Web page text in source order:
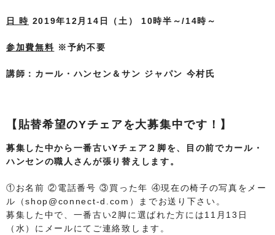
日 時 2019年12月14日（土） 10時半～/14時～
参加費無料 ※予約不要
講師：カール・ハンセン＆サン ジャパン 今村氏
【貼替希望のYチェアを大募集中です！】
募集した中から一番古いYチェア２脚を、目の前でカール・
ハンセンの職人さんが張り替えします。
①お名前 ②電話番号 ③買った年 ④現在の椅子の写真をメー
ル（shop@connect-d.com）までお送り下さい。
募集した中で、一番古い2脚に選ばれた方には11月13日
（水）にメールにてご連絡致します。